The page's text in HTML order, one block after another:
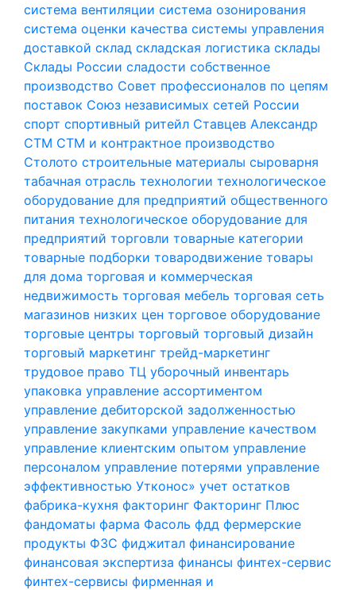
система вентиляции система озонирования
система оценки качества системы управления
доставкой склад складская логистика склады
Склады России сладости собственное
производство Совет профессионалов по цепям
поставок Союз независимых сетей России
спорт спортивный ритейл Ставцев Александр
СТМ СТМ и контрактное производство
Столото строительные материалы сыроварня
табачная отрасль технологии технологическое
оборудование для предприятий общественного
питания технологическое оборудование для
предприятий торговли товарные категории
товарные подборки товародвижение товары
для дома торговая и коммерческая
недвижимость торговая мебель торговая сеть
магазинов низких цен торговое оборудование
торговые центры торговый торговый дизайн
торговый маркетинг трейд-маркетинг
трудовое право ТЦ уборочный инвентарь
упаковка управление ассортиментом
управление дебиторской задолженностью
управление закупками управление качеством
управление клиентским опытом управление
персоналом управление потерями управление
эффективностью Утконос» учет остатков
фабрика-кухня факторинг Факторинг Плюс
фандоматы фарма Фасоль фдд фермерские
продукты ФЗС фиджитал финансирование
финансовая экспертиза финансы финтех-сервис
финтех-сервисы фирменная и